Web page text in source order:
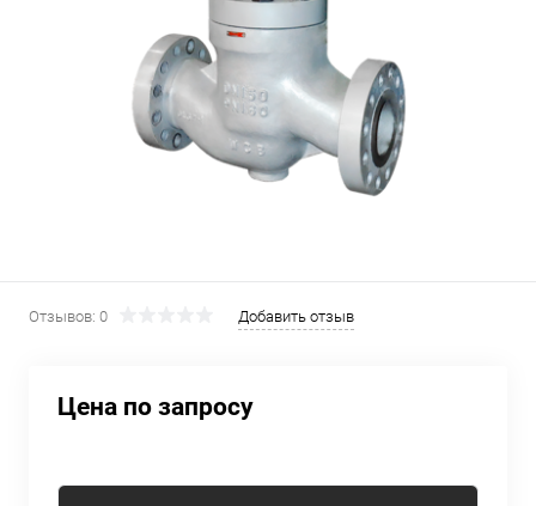
Отзывов: 0 Добавить отзыв
Цена по запросу